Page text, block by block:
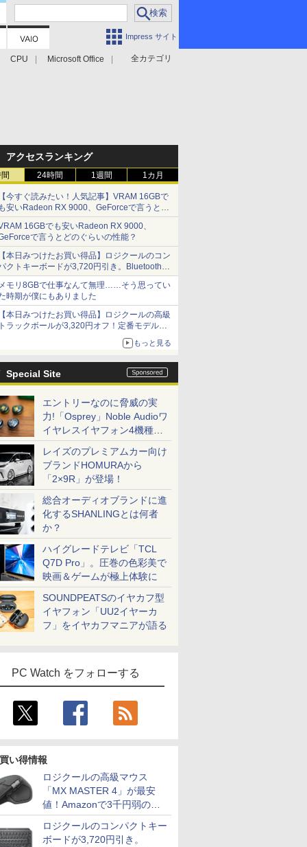
Impress サイト
全カテゴリ
CPU Microsoft Office
アクセスランキング
24時間 1週間 1カ月
今すぐ読みたい！人気記事】VRAM 16GBで
安いRadeon RX 9000、GeForceで言うとど
ぐらいの性能？ - PC Watch
16GBでも安いRadeon RX 9000、
で言うとどのぐらいの性能？
本日みつけたお買い得品】ロジクールのコン
クトキーボードが3,720円引き。Bluetoothで3
接続対応
モリ8GBで仕事なんて無理……そう思ってい
時期が僕にもありました
本日みつけたお買い得品】ロジクールの高級
ラックボールが3,320円オフ！定番モデルも
もっと見る
Special Site
エントリーなのに脅威の実
力!「Osprey」Noble Audioワ
イヤレスイヤフォン4機種を
一気に聴く
レイズのプレミアムカー向け
ブランドHOMURAから
「2×9R」が登場！
総合オーディオブランドに進
化するSHANLINGとは何者
か？
ハイグレードテレビ「TCL
Q7D Pro」。圧巻の色彩美で
映画＆ゲームが極上体験に
SOUNDPEATSのイヤカフ型
イヤフォン「UU2イヤーカ
フ」をイヤカフマニアが語る
PC Watch をフォローする
い得情報
ロジクールの高級マウス
「MX MASTER 4」が最安
値！Amazonで3千円弱の割
引
ロジクールのコンパクトキー
ボードが3,720円引き。